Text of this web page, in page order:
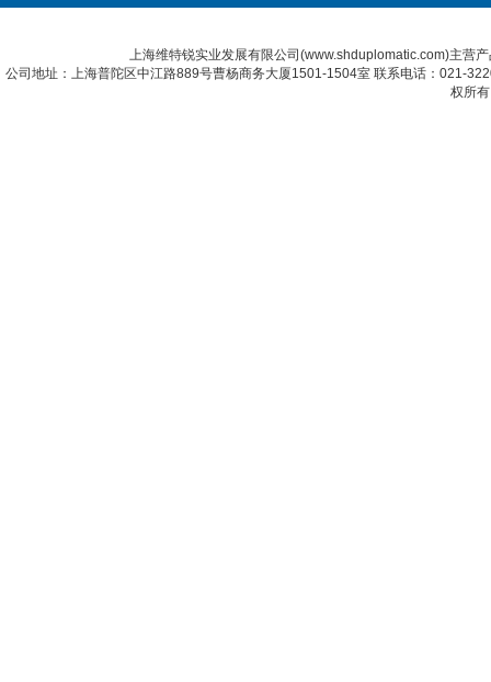
上海维特锐实业发展有限公司(www.shduplomatic.com)主营
公司地址：上海普陀区中江路889号曹杨商务大厦1501-1504室 联系电话：021-
权所